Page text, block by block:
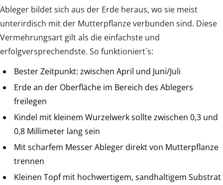
Ableger bildet sich aus der Erde heraus, wo sie meist
unterirdisch mit der Mutterpflanze verbunden sind. Diese
Vermehrungsart gilt als die einfachste und
erfolgversprechendste. So funktioniert`s:
Bester Zeitpunkt: zwischen April und Juni/Juli
Erde an der Oberfläche im Bereich des Ablegers
freilegen
Kindel mit kleinem Wurzelwerk sollte zwischen 0,3 und
0,8 Millimeter lang sein
Mit scharfem Messer Ableger direkt von Mutterpflanze
trennen
Kleinen Topf mit hochwertigem, sandhaltigem Substrat